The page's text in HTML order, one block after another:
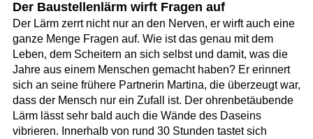
Der Baustellenlärm wirft Fragen auf
Der Lärm zerrt nicht nur an den Nerven, er wirft auch eine
ganze Menge Fragen auf. Wie ist das genau mit dem
Leben, dem Scheitern an sich selbst und damit, was die
Jahre aus einem Menschen gemacht haben? Er erinnert
sich an seine frühere Partnerin Martina, die überzeugt war,
dass der Mensch nur ein Zufall ist. Der ohrenbetäubende
Lärm lässt sehr bald auch die Wände des Daseins
vibrieren. Innerhalb von rund 30 Stunden tastet sich